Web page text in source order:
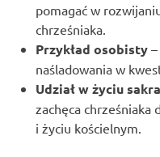
pomagać w
chrześniaka.
Przykład osobisty
naśladowania w
Udział w życiu
zachęca chrześniaka
i życiu kościelnym.